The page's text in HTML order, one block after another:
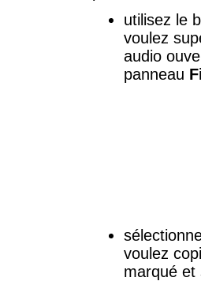
utilisez le
voulez
audio
panneau
voulez
marqué